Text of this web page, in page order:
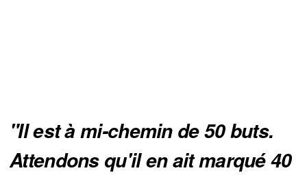
"Il est à mi-chemin de 50 buts.
Attendons qu'il en ait marqué 40